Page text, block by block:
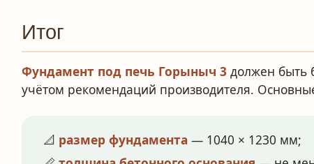
Итог
Фундамент под печь Горыныч 3 должен быть
учётом рекомендаций производителя.
📐 размер фундамента— 1040 × 1230 мм;